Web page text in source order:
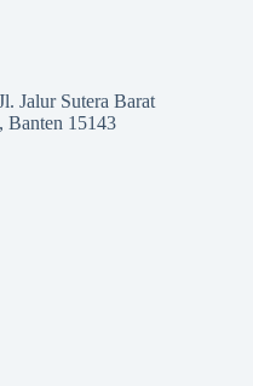
Jalur Sutera Barat
Banten 15143